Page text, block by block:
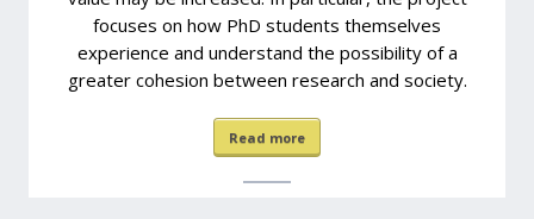
focuses on how PhD students themselves
experience and understand the possibility of a
greater cohesion between research and society.
Read more